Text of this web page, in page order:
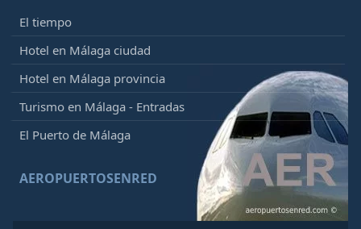
El tiempo
Hotel en Málaga ciudad
Hotel en Málaga provincia
Turismo en Málaga - Entradas
El Puerto de Málaga
AEROPUERTOSENRED